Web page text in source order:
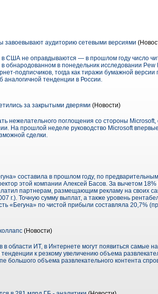
завоевывают аудиторию сетевыми версиями
США не оправдываются — в прошлом году число
обнародованном в понедельник исследовании
подписчиков, тогда как тиражи бумажной
аналогичной тенденции в России.
за закрытыми дверями (Новости)
нежелательного поглощения со стороны
На прошлой неделе руководст­во Microsoft
сделки.
составила в прошлом году, по
этой компании Алексей Басов. За вычетом
партнерам, размещающим рекламу на своих
г.). Точную сумму выплат, а также уровень
«Бегуна» по чистой прибыли составляла 20,7%
(Новости)
в области ИТ, в Интернете могут появиться самые
к резкому увеличению объема
большого объема развлекательного контента